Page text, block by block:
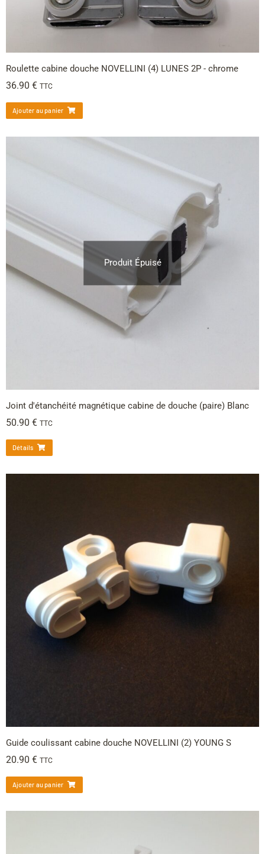
Roulette cabine douche NOVELLINI (4) LUNES 2P - chrome
36.90 € TTC
Ajouter au panier
Produit Épuisé
Joint d'étanchéité magnétique cabine de douche (paire) Blanc
50.90 € TTC
Détails
Guide coulissant cabine douche NOVELLINI (2) YOUNG S
20.90 € TTC
Ajouter au panier